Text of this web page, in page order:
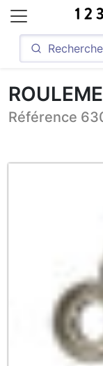
Référence